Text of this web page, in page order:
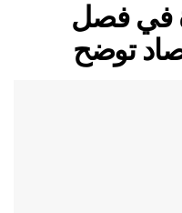
في فصل
توضح